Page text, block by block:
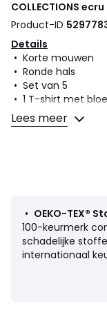
COLLECTIONS ecru
Product-ID
Details
• Korte mouwen
• Ronde hals
• Set van 5
• 1 T-shirt met
effen T-shirts
• Geen droogkuis
Lees meer
• OEKO-TEX®
100-keurmerk
schadelijke
internationaal